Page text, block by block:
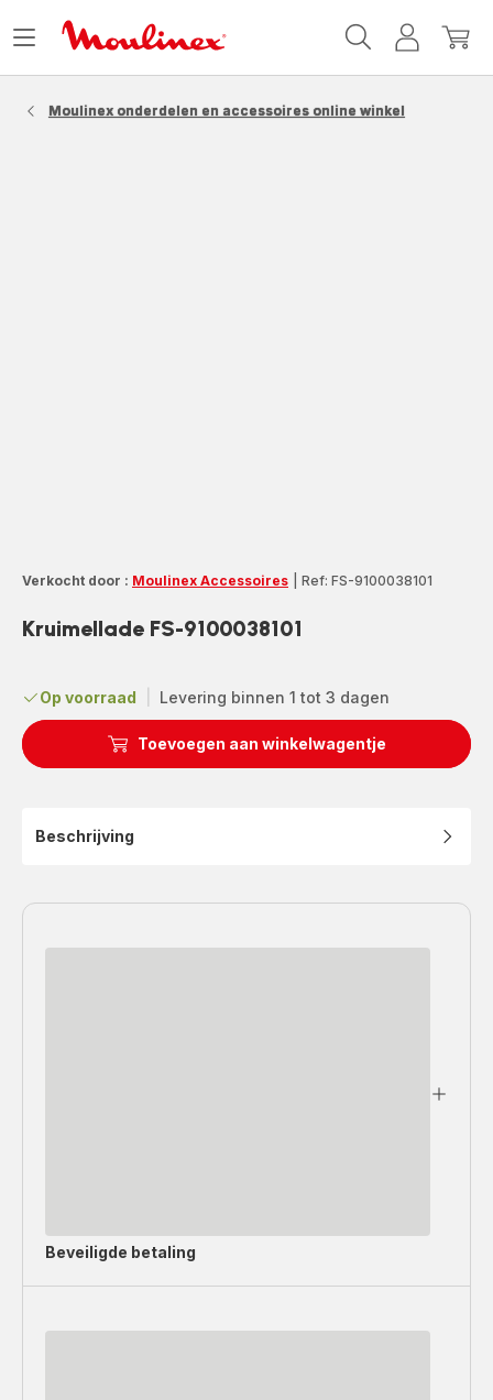
MijnMijn
Menu
Moulinex onderdelen en accessoires online winkel
Verkocht door : Moulinex Accessoires Ref: FS-9100038101
Kruimellade FS-9100038101
Op voorraad Levering binnen 1 tot 3 dagen
Toevoegen aan winkelwagentje
Beschrijving
Beveiligde betaling